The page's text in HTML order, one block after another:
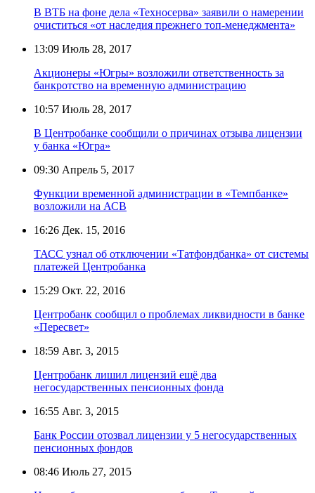
В ВТБ на фоне дела «Техносерва» заявили о намерении
очиститься «от наследия прежнего топ-менеджмента»
13:09 Июль 28, 2017
Акционеры «Югры» возложили ответственность за
банкротство на временную администрацию
10:57 Июль 28, 2017
В Центробанке сообщили о причинах отзыва лицензии
у банка «Югра»
09:30 Апрель 5, 2017
Функции временной администрации в «Темпбанке»
возложили на АСВ
16:26 Дек. 15, 2016
ТАСС узнал об отключении «Татфондбанка» от системы
платежей Центробанка
15:29 Окт. 22, 2016
Центробанк сообщил о проблемах ликвидности в банке
«Пересвет»
18:59 Авг. 3, 2015
Центробанк лишил лицензий ещё два
негосударственных пенсионных фонда
16:55 Авг. 3, 2015
Банк России отозвал лицензии у 5 негосударственных
пенсионных фондов
08:46 Июль 27, 2015